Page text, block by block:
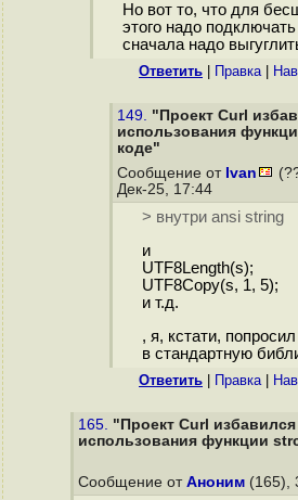
Но вот то, что для
этого надо
сначала надо
Ответить Правка|
149. "Проект Curl
использования
коде"
Сообщение от Ivan
Дек-25, 17:44
> внутри ansi string
и
UTF8Length(s);
UTF8Copy(s, 1, 5);
и т.д.
, я, кстати,
в стандартную
Ответить Правка|
165. "Проект Curl избавился
использования функции
Сообщение от Аноним (165),